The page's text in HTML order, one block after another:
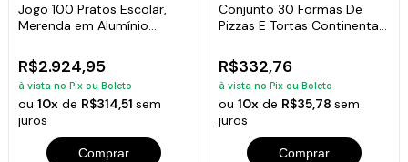
Jogo 100 Pratos Escolar,
Merenda em Alumínio
R$2.924,95
à vista no Pix ou Boleto
ou10x de R$314,51sem
juros
Comprar
Conjunto 30 Formas De
Pizzas E Tortas Continental
R$332,76
à vista no Pix ou Boleto
ou 10xde R$35,78 sem
juros
Comprar